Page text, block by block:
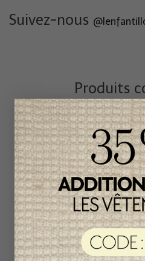
Suivez-nous
Produits
Item
unique
-41%